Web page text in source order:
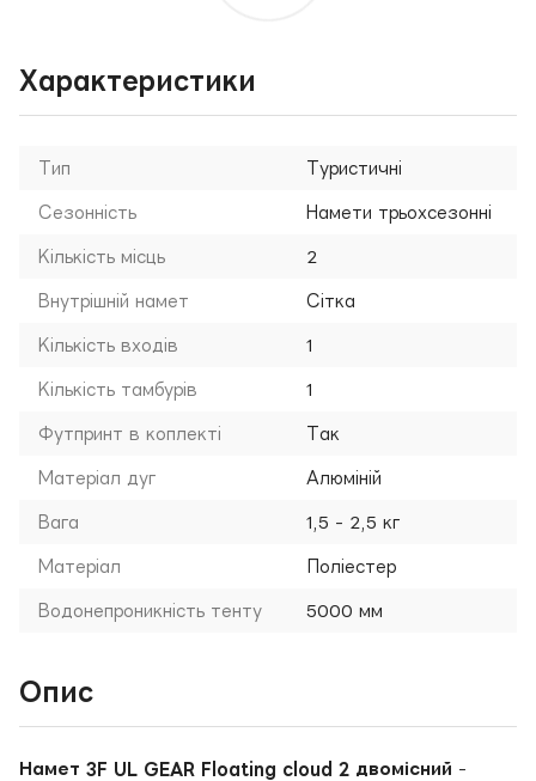
Характеристики
Тип Туристичні
Сезонність Намети трьохсезонні
Кількість місць 2
Внутрішній намет Сітка
Кількість входів 1
Кількість тамбурів 1
Футпринт в коплекті Так
Матеріал дуг Алюміній
Вага 1,5 - 2,5 кг
Матеріал Поліестер
Водонепроникність тенту 5000 мм
Опис
Намет 3F UL GEAR Floating cloud 2 двомісний -